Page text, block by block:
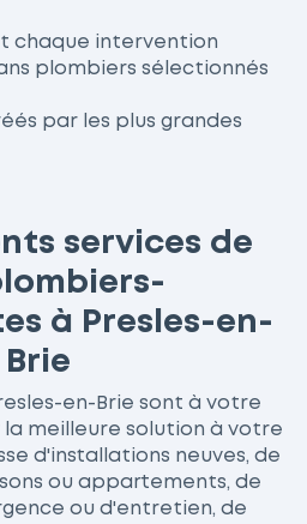
chaque intervention
plombiers sélectionnés
par les plus grandes
services de
à Presles-en-
Brie
en-Brie sont à votre
meilleure solution à votre
d'installations neuves, de
ou appartements, de
ou d'entretien, de